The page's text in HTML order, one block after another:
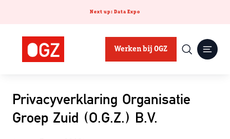
Next up: Data Expo
Werken bij OGZ
Privacyverklaring Organisatie
Groep Zuid (O.G.Z.) B.V.